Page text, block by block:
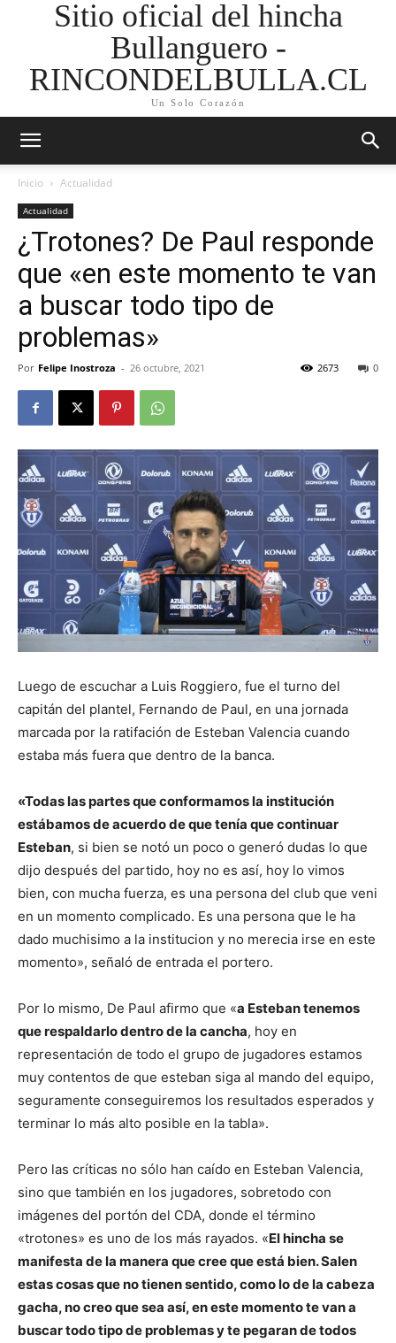
Sitio oficial del hincha
Bullanguero -
RINCONDELBULLA.CL
Un Solo Corazón
Inicio Actualidad
Actualidad
¿Trotones? De Paul responde
que «en este momento te van
a buscar todo tipo de
problemas»
Por Felipe Inostroza - 26 octubre, 2021 0
2673
Luego de escuchar a Luis Roggiero, fue el turno del
capitán del plantel, Fernando de Paul, en una jornada
marcada por la ratifación de Esteban Valencia cuando
estaba más fuera que dentro de la banca.
«Todas las partes que conformamos la institución
estábamos de acuerdo de que tenía que continuar
Esteban, si bien se notó un poco o generó dudas lo que
dijo después del partido, hoy no es así, hoy lo vimos
bien, con mucha fuerza, es una persona del club que veni
en un momento complicado. Es una persona que le ha
dado muchisimo a la institucion y no merecia irse en este
momento», señaló de entrada el portero.
Por lo mismo, De Paul afirmo que «a Esteban tenemos
que respaldarlo dentro de la cancha, hoy en
representación de todo el grupo de jugadores estamos
muy contentos de que esteban siga al mando del equipo,
seguramente conseguiremos los resultados esperados y
terminar lo más alto posible en la tabla».
Pero las críticas no sólo han caído en Esteban Valencia,
sino que también en los jugadores, sobretodo con
imágenes del portón del CDA, donde el término
«trotones» es uno de los más rayados. «El hincha se
manifesta de la manera que cree que está bien. Salen
estas cosas que no tienen sentido, como lo de la cabeza
gacha, no creo que sea así, en este momento te van a
buscar todo tipo de problemas y te pegaran de todos